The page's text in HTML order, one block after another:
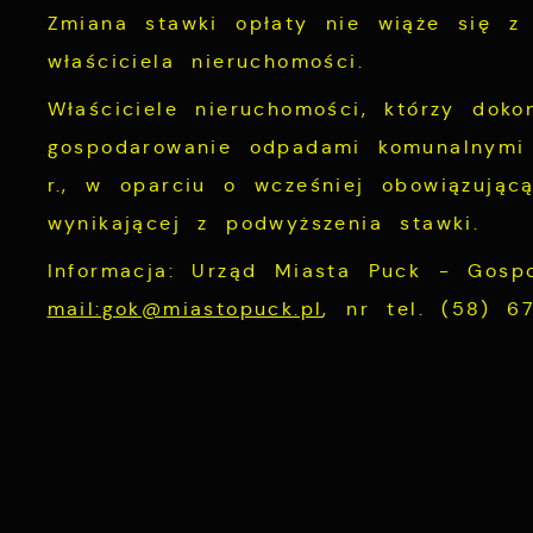
Zmiana stawki opłaty nie wiąże się z
właściciela nieruchomości.
Właściciele nieruchomości, którzy
gospodarowanie odpadami
r., w oparciu o wcześniej
wynikającej z podwyższenia stawki.
Informacja: Urząd Miasta Puck -
mail:gok@miastopuck.pl, nr tel. (58)